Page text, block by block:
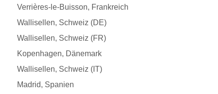
Verrières-le-Buisson, Frankreich
Wallisellen, Schweiz (DE)
Wallisellen, Schweiz (FR)
Kopenhagen, Dänemark
Wallisellen, Schweiz (IT)
Madrid, Spanien